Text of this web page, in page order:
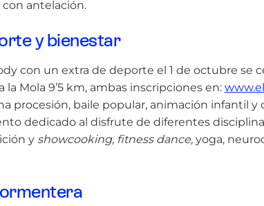
con antelación.
y bienestar
con un extra de deporte el 1 de octubre se
la Mola 9’5 km, ambas inscripciones en:
procesión, baile popular, animación infantil y
dedicado al disfrute de diferentes
y showcooking, fitness dance, yoga,